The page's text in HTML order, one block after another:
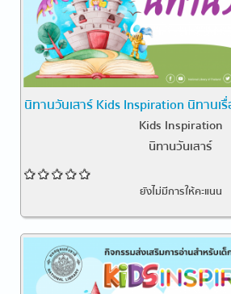
นิทานวันเสาร์ Kids Inspiration นิทานเ
Kids Inspiration
นิทานวันเสาร์
ยังไม่มีการให้คะแนน